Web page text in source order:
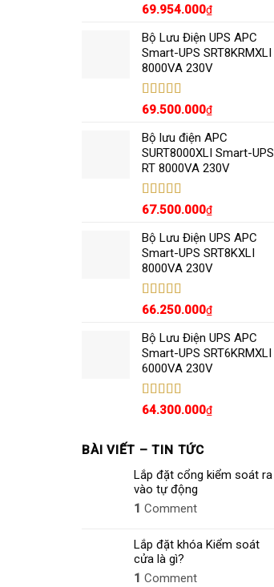
Được xếp
sao
69.954.000₫
Bộ Lưu Điện UPS APC
Smart-UPS SRT8KRMXLI
8000VA 230V
Được xếp
sao
69.500.000₫
Bộ lưu điện APC
SURT8000XLI Smart-UPS
RT 8000VA 230V
Được xếp
sao
67.500.000₫
Bộ Lưu Điện UPS APC
Smart-UPS SRT8KXLI
8000VA 230V
Được xếp
sao
66.250.000₫
Bộ Lưu Điện UPS APC
Smart-UPS SRT6KRMXLI
6000VA 230V
Được xếp
64.300.000₫
BÀI VIẾT – TIN TỨC
Lắp đặt cổng kiểm soát ra
vào tự động
1 Comment
Lắp đặt khóa Kiểm soát
cửa là gì?
1 Comment